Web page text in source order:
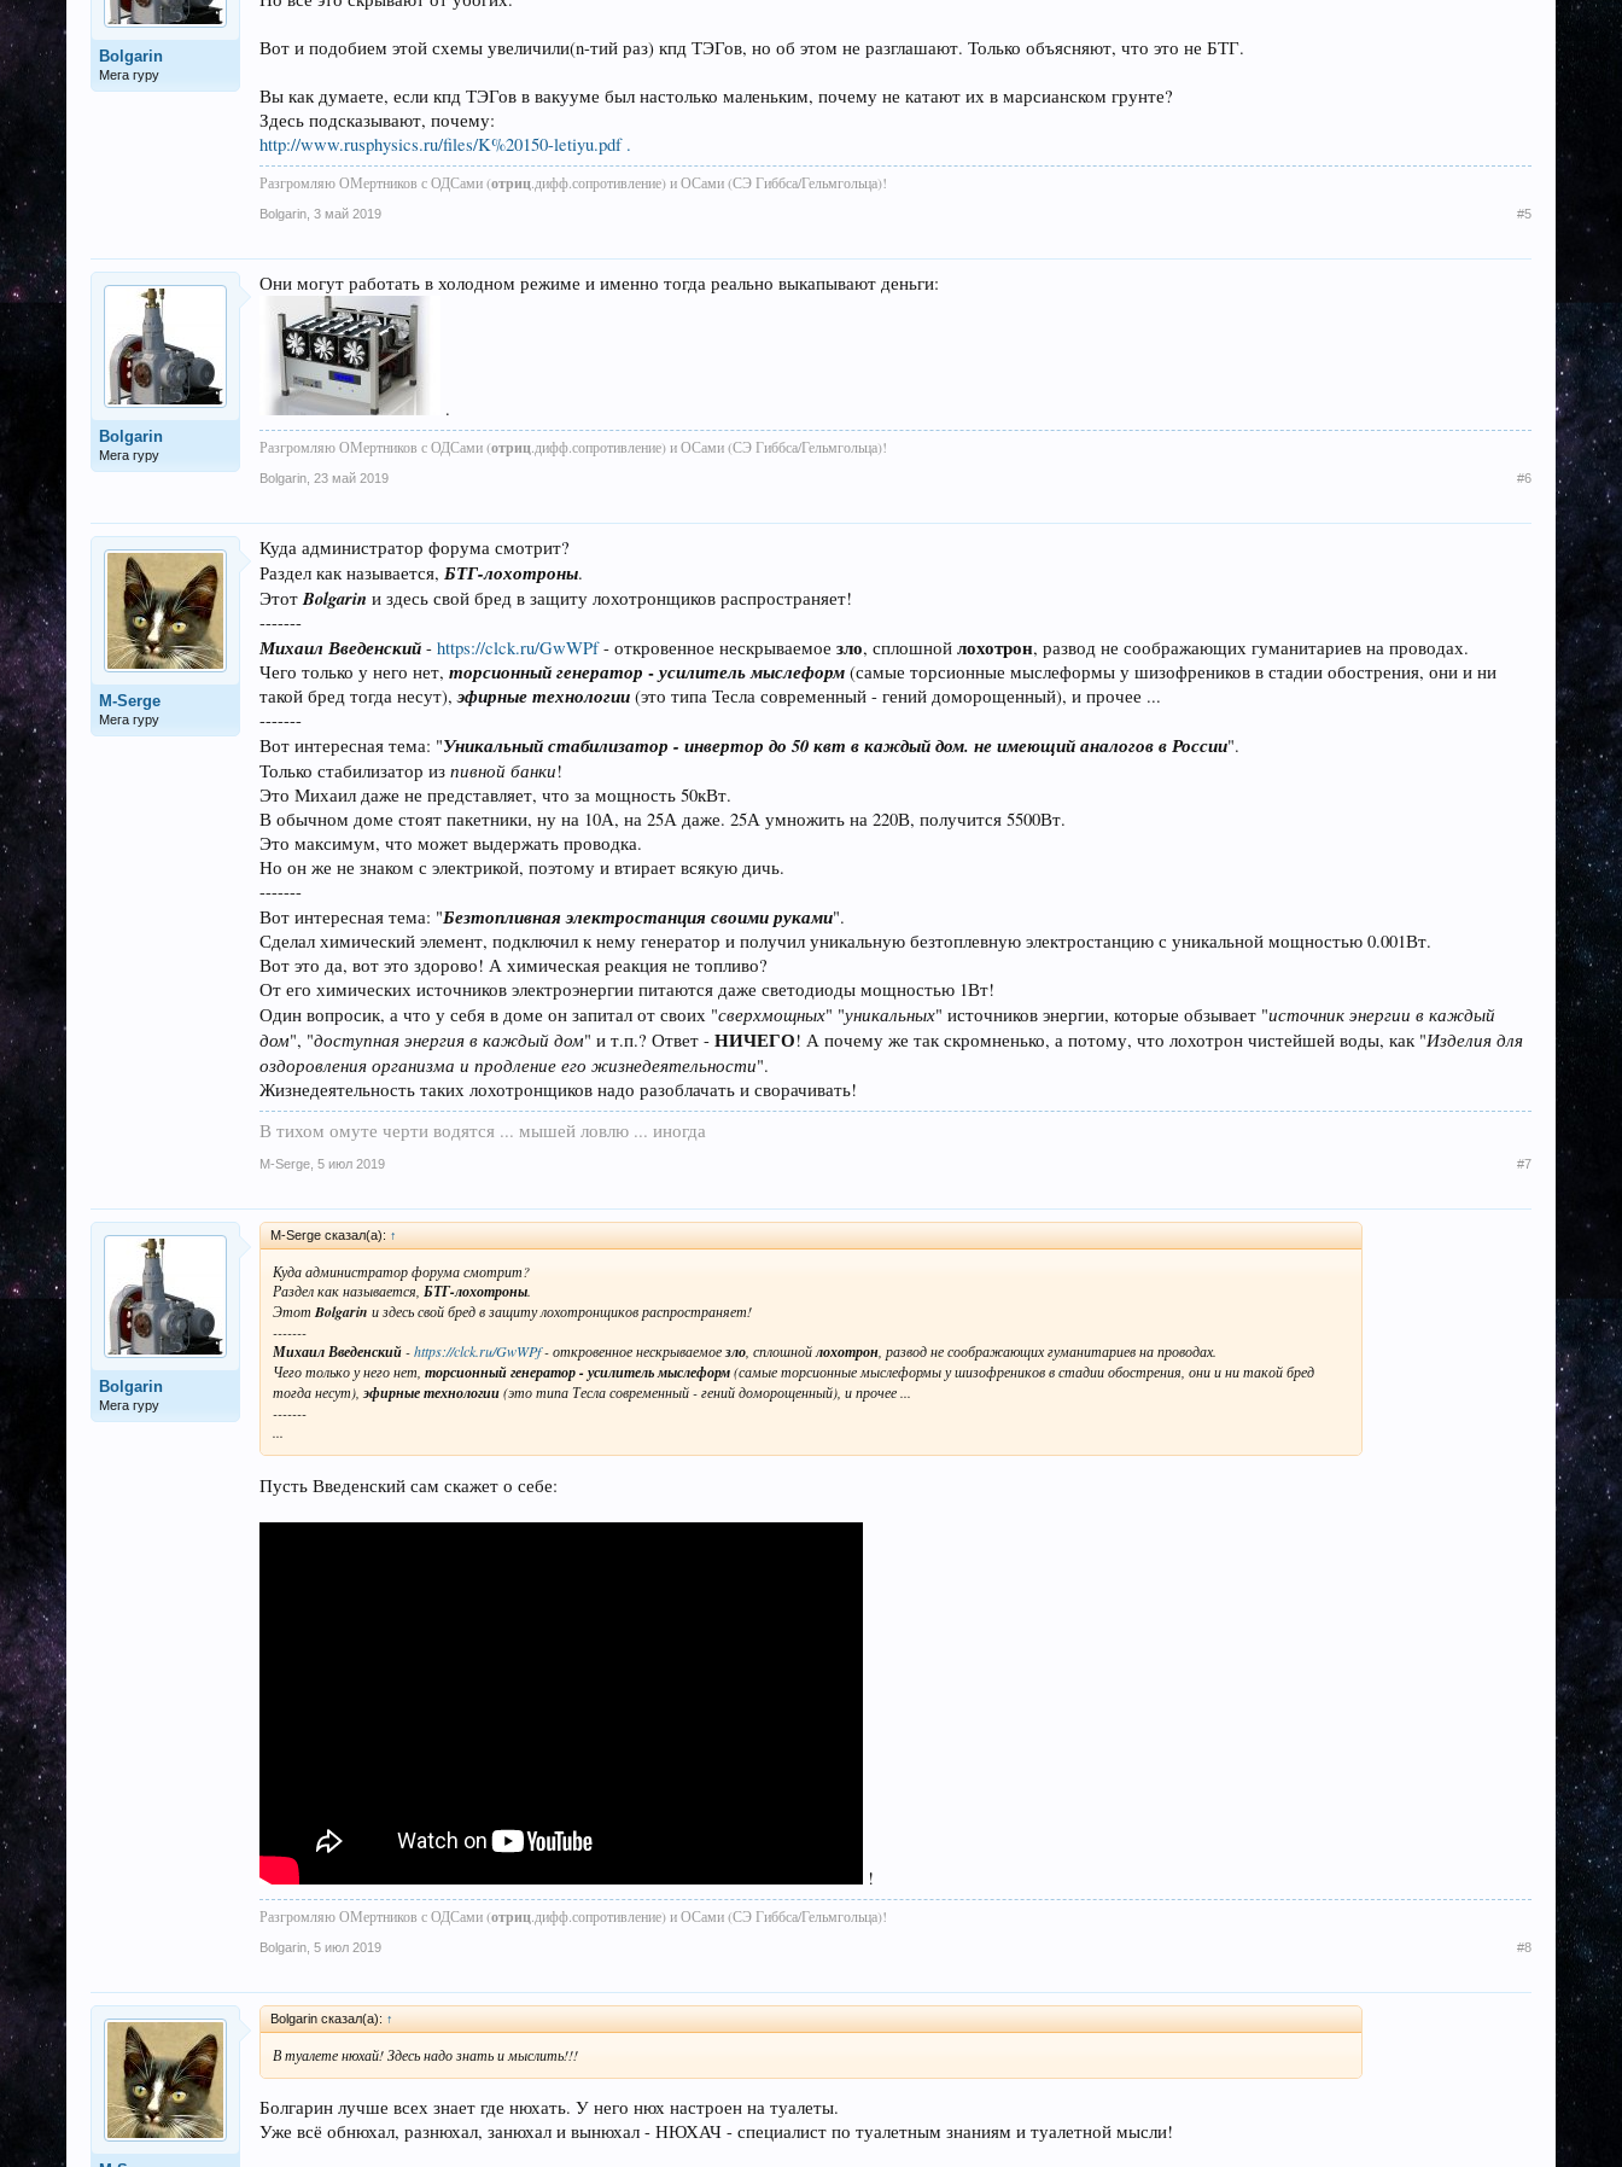
Bolgarin
Мега гуру
Вот и подобием этой схемы увеличили(n-тий раз) кпд ТЭГов, но об этом не разглашают. Только объясняют, что это не БТГ.
Вы как думаете, если кпд ТЭГов в вакууме был настолько маленьким, почему не катают их в марсианском грунте?
Здесь подсказывают, почему:
http://www.rusphysics.ru/files/K%20150-letiyu.pdf .
Разгромляю ОМертников с ОДСами (отриц .дифф.сопротивление) и ОСами (СЭ Гиббса/Гельмгольца)!
Bolgarin 3 май 2019 #5
Bolgarin
Мега гуру
Они могут работать в холодном режиме и именно тогда реально выкапывают деньги:
.
Разгромляю ОМертников с ОДСами (отриц .дифф.сопротивление) и ОСами (СЭ Гиббса/Гельмгольца)!
Bolgarin 23 май 2019 #6
M-Serge
Мега гуру
Куда администратор форума смотрит?
Раздел как называется, БТГ-лохотроны.
ЭтотBolgarin и здесь свой бред в защиту лохотронщиков распространяет!
-------
Михаил Введенский - https://clck.ru/GwWPf- откровенное нескрываемое зло, сплошной лохотрон, развод не соображающих гуманитариев на проводах.
Чего только у него нет, торсионный генератор -усилитель мыслеформ (самые торсионные мыслеформы у шизофреников в стадии обострения, они и ни
такой бред тогда несут),эфирные технологии (это типа Тесла современный - гений доморощенный), и прочее ...
-------
Вот интересная тема: "Уникальный стабилизатор - инвертор до 50 квт в каждый дом. не имеющий аналогов в России".
Только стабилизатор из пивной банки!
Это Михаил даже не представляет, что за мощность 50кВт.
В обычном доме стоят пакетники, ну на 10А, на 25А даже. 25А умножить на 220В, получится 5500Вт.
Это максимум, что может выдержать проводка.
Но он же не знаком с электрикой, поэтому и втирает всякую дичь.
-------
Вот интересная тема: "Безтопливная электростанция своими руками".
Сделал химический элемент, подключил к нему генератор и получил уникальную безтоплевную электростанцию с уникальной мощностью 0.001Вт.
Вот это да, вот это здорово! А химическая реакция не топливо?
От его химических источников электроэнергии питаются даже светодиоды мощностью 1Вт!
Один вопросик, а что у себя в доме он запитал от своих "сверхмощных" "уникальных" источников энергии, которые обзывает "источник энергии в каждый
дом", "доступная энергия в каждый дом" и т.п.? Ответ - НИЧЕГО! А почему же так скромненько, а потому, что лохотрон чистейшей воды, как "Изделия для
оздоровления организма и продление его жизнедеятельности".
Жизнедеятельность таких лохотронщиков надо разоблачать и сворачивать!
В тихом омуте черти водятся ... мышей ловлю ... иногда
M-Serge 5 июл 2019 #7
Bolgarin
Мега гуру
M-Serge сказал(а): ↑
Куда администратор форума смотрит?
Раздел как называется, БТГ-лохотроны.
Этот Bolgarin и здесь свой бред в защиту лохотронщиков распространяет!
-------
Михаил Введенский-https://clck.ru/GwWPf- откровенное нескрываемоезло , сплошнойлохотрон , развод не соображающих гуманитариев на проводах.
Чего только у него нет, торсионный генератор- усилитель мыслеформ(самые торсионные мыслеформы у шизофреников в стадии обострения, они и ни такой бред
тогда несут), эфирные технологии(это типа Тесла современный - гений доморощенный), и прочее ...
-------
...
Пусть Введенский сам скажет о себе:
!
Разгромляю ОМертников с ОДСами (отриц .дифф.сопротивление) и ОСами (СЭ Гиббса/Гельмгольца)!
Bolgarin 5 июл 2019 #8
Bolgarin сказал(а): ↑
В туалете нюхай! Здесь надо знать и мыслить!!!
Болгарин лучше всех знает где нюхать. У него нюх настроен на туалеты.
Уже всё обнюхал, разнюхал, занюхал и вынюхал - НЮХАЧ - специалист по туалетным знаниям и туалетной мысли!